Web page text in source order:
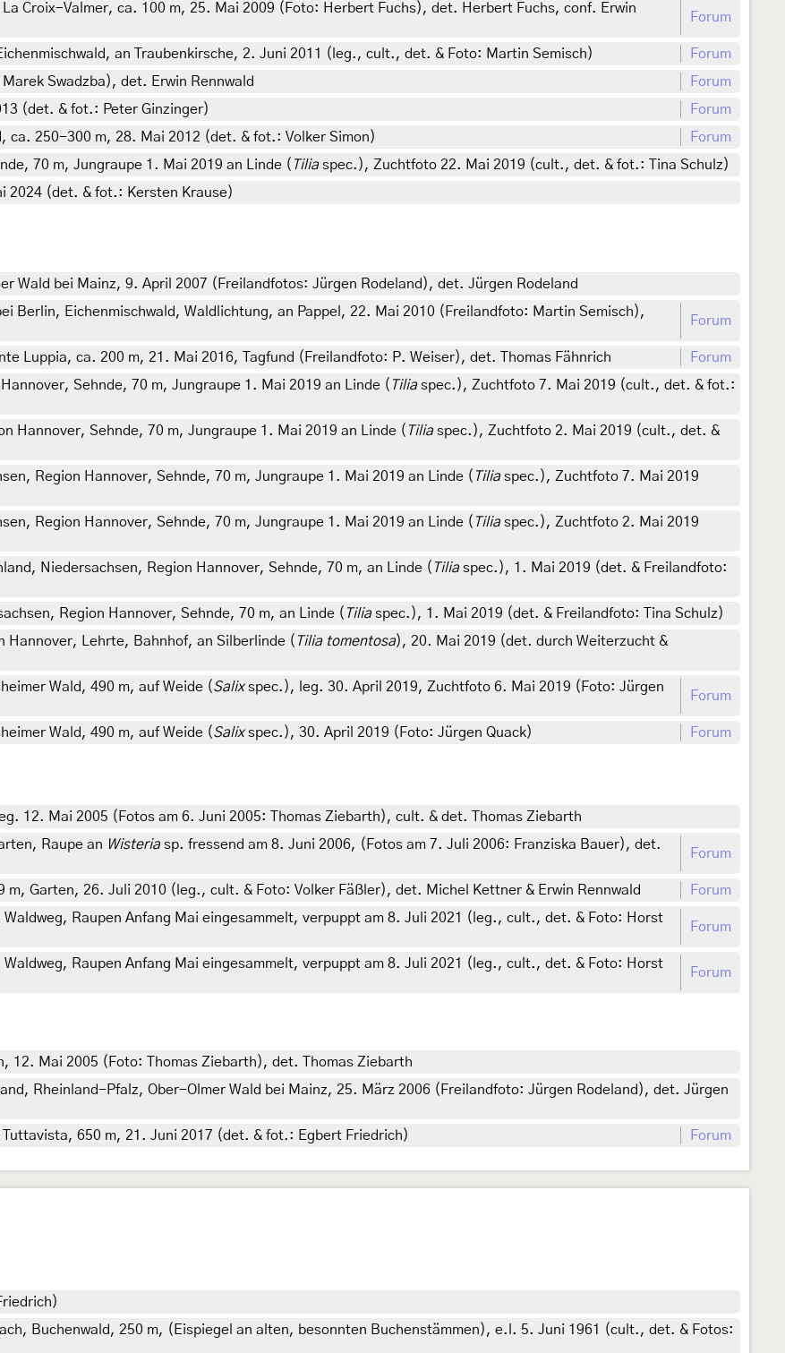
Croix-Valmer, ca. 100 m, 25. Mai 2009 (Foto: Herbert Fuchs), det. Herbert Fuchs, conf. Erwin
Forum
an Traubenkirsche, 2. Juni 2011 (leg., cult., det. & Foto: Martin Semisch)
Forum
Swadzba), det. Erwin Rennwald
Forum
(det. & fot.: Peter Ginzinger)
Forum
ca. 250-300 m, 28. Mai 2012 (det. & fot.: Volker Simon)
Forum
70 m, Jungraupe 1. Mai 2019 an Linde ( Tiliaspec.), Zuchtfoto 22. Mai 2019 (cult., det. & fot.: Tina Schulz)
2024 (det. & fot.: Kersten Krause)
Wald bei Mainz, 9. April 2007 (Freilandfotos: Jürgen Rodeland), det. Jürgen Rodeland
Berlin, Eichenmischwald, Waldlichtung, an Pappel, 22. Mai 2010 (Freilandfoto: Martin Semisch),
Forum
Luppia, ca. 200 m, 21. Mai 2016, Tagfund (Freilandfoto: P. Weiser), det. Thomas Fähnrich
Forum
Sehnde, 70 m, Jungraupe 1. Mai 2019 an Linde ( Tiliaspec.), Zuchtfoto 7. Mai 2019 (cult., det. & fot.:
Hannover, Sehnde, 70 m, Jungraupe 1. Mai 2019 an Linde ( Tiliaspec.), Zuchtfoto 2. Mai 2019 (cult., det. &
Region Hannover, Sehnde, 70 m, Jungraupe 1. Mai 2019 an Linde ( Tiliaspec.), Zuchtfoto 7. Mai 2019
Region Hannover, Sehnde, 70 m, Jungraupe 1. Mai 2019 an Linde ( Tiliaspec.), Zuchtfoto 2. Mai 2019
Niedersachsen, Region Hannover, Sehnde, 70 m, an Linde ( Tiliaspec.), 1. Mai 2019 (det. & Freilandfoto:
Region Hannover, Sehnde, 70 m, an Linde ( Tiliaspec.), 1. Mai 2019 (det. & Freilandfoto: Tina Schulz)
Hannover, Lehrte, Bahnhof, an Silberlinde ( Tilia tomentosa), 20. Mai 2019 (det. durch Weiterzucht &
Wald, 490 m, auf Weide (Salixspec.), leg. 30. April 2019, Zuchtfoto 6. Mai 2019 (Foto: Jürgen
Forum
Wald, 490 m, auf Weide (Salixspec.), 30. April 2019 (Foto: Jürgen Quack) Forum
12. Mai 2005 (Fotos am 6. Juni 2005: Thomas Ziebarth), cult. & det. Thomas Ziebarth
Raupe an Wisteriasp. fressend am 8. Juni 2006, (Fotos am 7. Juli 2006: Franziska Bauer), det.
Forum
Garten, 26. Juli 2010 (leg., cult. & Foto: Volker Fäßler), det. Michel Kettner & Erwin Rennwald
Forum
Raupen Anfang Mai eingesammelt, verpuppt am 8. Juli 2021 (leg., cult., det. & Foto: Horst
Forum
Raupen Anfang Mai eingesammelt, verpuppt am 8. Juli 2021 (leg., cult., det. & Foto: Horst
Forum
12. Mai 2005 (Foto: Thomas Ziebarth), det. Thomas Ziebarth
Rheinland-Pfalz, Ober-Olmer Wald bei Mainz, 25. März 2006 (Freilandfoto: Jürgen Rodeland), det. Jürgen
650 m, 21. Juni 2017 (det. & fot.: Egbert Friedrich) Forum
Buchenwald, 250 m, (Eispiegel an alten, besonnten Buchenstämmen), e.l. 5. Juni 1961 (cult., det. & Fotos: